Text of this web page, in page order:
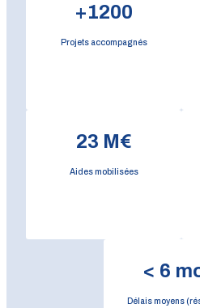
+1200
Projets accompagnés
23 M€
Aides mobilisées
< 6
Délais moyens